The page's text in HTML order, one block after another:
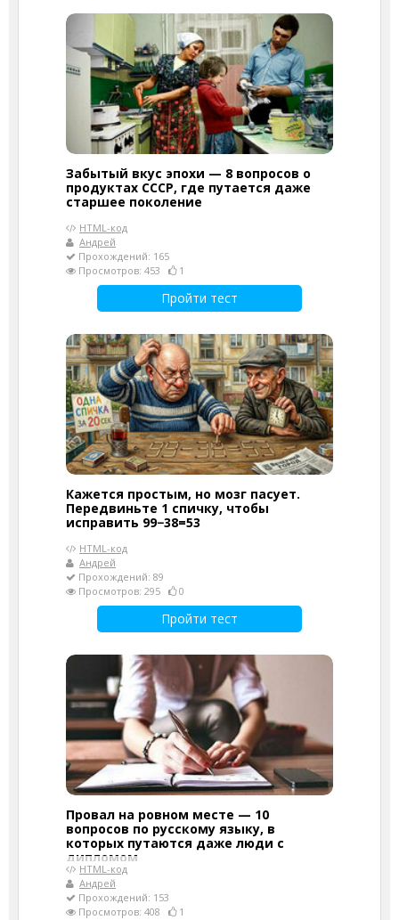
Забытый вкус эпохи — 8 вопросов о
продуктах СССР, где путается даже
старшее поколение
HTML-код
Андрей
Прохождений: 165
Просмотров: 453
1
Пройти тест
Кажется простым, но мозг пасует.
Передвиньте 1 спичку, чтобы
исправить 99−38=53
HTML-код
Андрей
Прохождений: 89
Просмотров: 295
0
Пройти тест
Провал на ровном месте — 10
вопросов по русскому языку, в
которых путаются даже люди с
дипломом
HTML-код
Андрей
Прохождений: 153
Просмотров: 408
1